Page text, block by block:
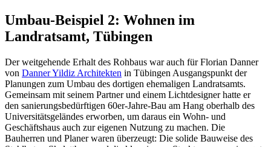
Umbau-Beispiel 2: Wohnen im
Landratsamt, Tübingen
Der weitgehende Erhalt des Rohbaus war auch für Florian Danner
von Danner Yildiz Architekten in Tübingen Ausgangspunkt der
Planungen zum Umbau des dortigen ehemaligen Landratsamts.
Gemeinsam mit seinem Partner und einem Lichtdesigner hatte er
den sanierungsbedürftigen 60er-Jahre-Bau am Hang oberhalb des
Universitätsgeländes erworben, um daraus ein Wohn- und
Geschäftshaus auch zur eigenen Nutzung zu machen. Die
Bauherren und Planer waren überzeugt: Die solide Bauweise des